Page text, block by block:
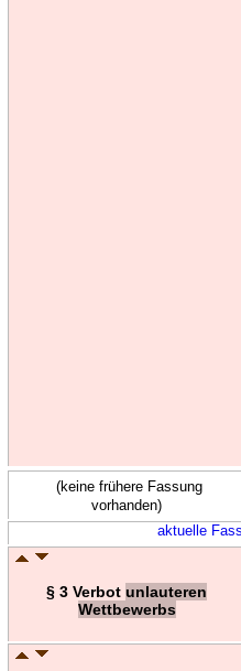
(keine frühere Fassung
vorhanden)
aktuelle
§ 3 Verbot unlauteren
Wettbewerbs